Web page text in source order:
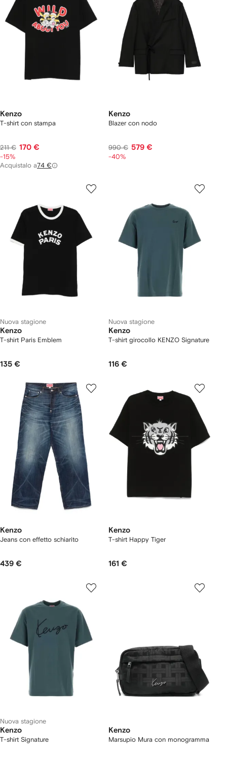
Kenzo
T-shirt con stampa
211 € 170 €
-15%
Acquistalo a74 €
Kenzo
Blazer con nodo
990 € 579 €
-40%
Nuova stagione
Kenzo
T-shirt Paris Emblem
135 €
Nuova stagione
Kenzo
T-shirt girocollo KENZO Signature
116 €
Kenzo
Jeans con effetto schiarito
439 €
Kenzo
T-shirt Happy Tiger
161 €
Nuova stagione
Kenzo
T-shirt Signature
Kenzo
Marsupio Mura con monogramma